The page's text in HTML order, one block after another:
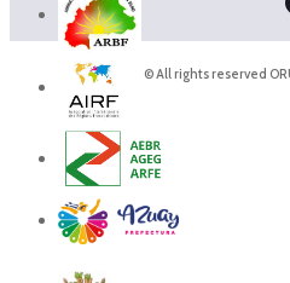
© All rights reserved